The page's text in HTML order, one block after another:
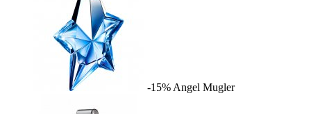
-15% Angel Mugler